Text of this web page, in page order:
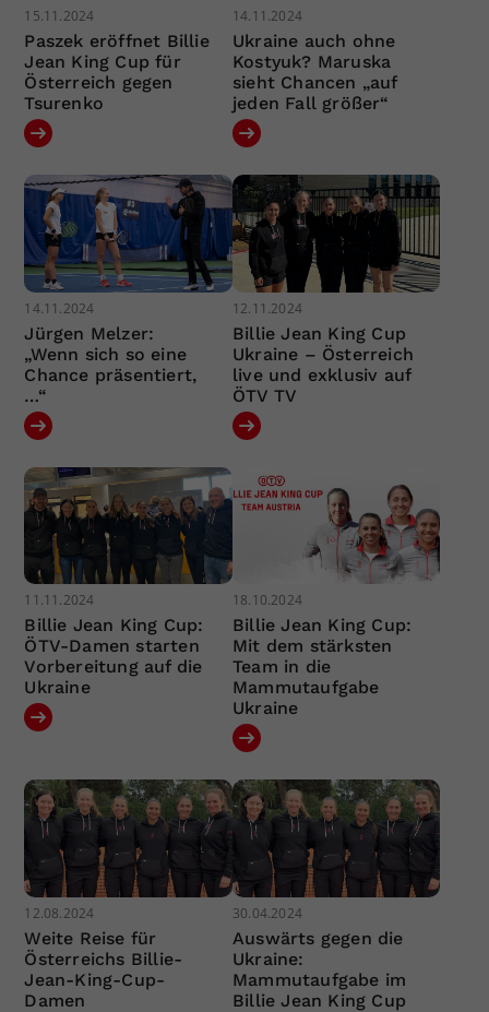
15.11.2024
Paszek eröffnet Billie
Jean King Cup für
Österreich gegen
Tsurenko
14.11.2024
Ukraine auch ohne
Kostyuk? Maruska
sieht Chancen „auf
jeden Fall größer“
14.11.2024
Jürgen Melzer:
„Wenn sich so eine
Chance präsentiert,
…“
12.11.2024
Billie Jean King Cup
Ukraine – Österreich
live und exklusiv auf
ÖTV TV
11.11.2024
Billie Jean King Cup:
ÖTV-Damen starten
Vorbereitung auf die
Ukraine
18.10.2024
Billie Jean King Cup:
Mit dem stärksten
Team in die
Mammutaufgabe
Ukraine
12.08.2024
Weite Reise für
Österreichs Billie-
Jean-King-Cup-
Damen
30.04.2024
Auswärts gegen die
Ukraine:
Mammutaufgabe im
Billie Jean King Cup